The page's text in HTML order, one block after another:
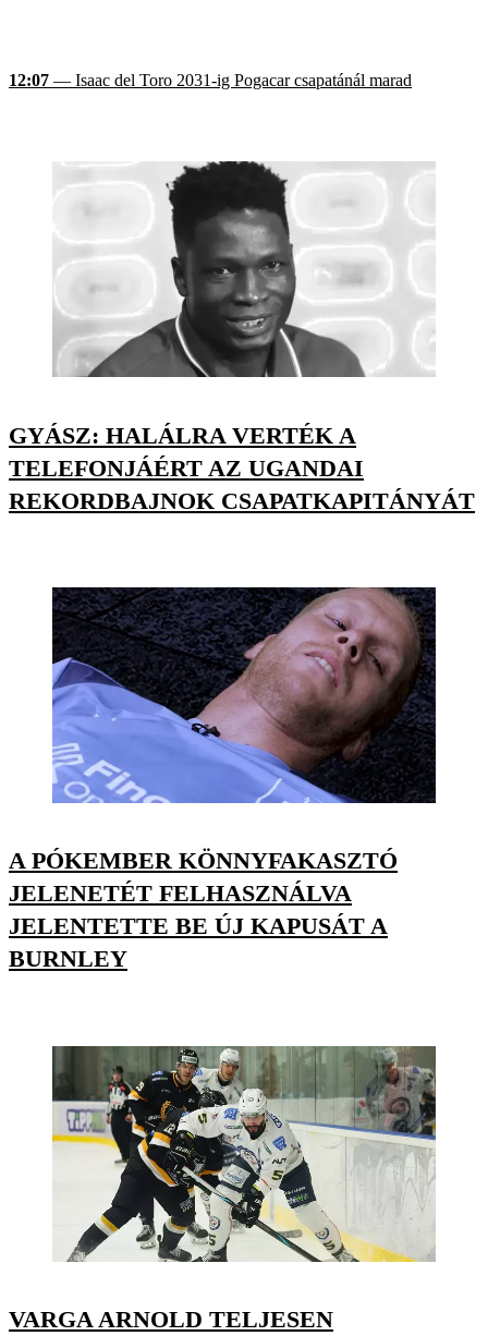
12:07 — Isaac del Toro 2031-ig Pogacar csapatánál marad
GYÁSZ: HALÁLRA VERTÉK A
TELEFONJÁÉRT AZ UGANDAI
REKORDBAJNOK CSAPATKAPITÁNYÁT
A PÓKEMBER KÖNNYFAKASZTÓ
JELENETÉT FELHASZNÁLVA
JELENTETTE BE ÚJ KAPUSÁT A
BURNLEY
VARGA ARNOLD TELJESEN